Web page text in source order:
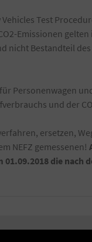
Test
Emissionen
Bestandteil
Personenwagen
und der
ersetzen,
NEFZ gemessenen!
die